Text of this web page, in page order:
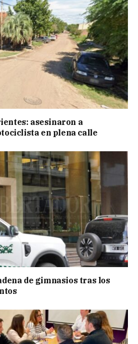
asesinaron a
en plena calle
de gimnasios tras los